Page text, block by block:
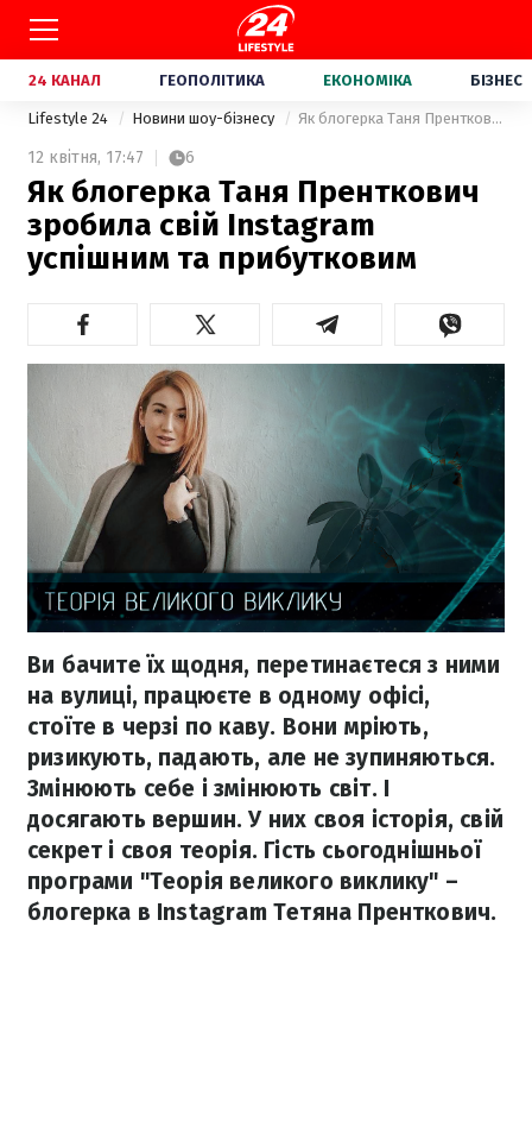
24 КАНАЛ ГЕОПОЛІТИКА ЕКОНОМІКА БІЗНЕС
Lifestyle 24 Новини шоу-бізнесу Як блогерка Таня Пренткович зробила свій Instagram успішним та прибутковим
12 квітня, 17:47 6
Як блогерка Таня Пренткович
зробила свій Instagram
успішним та прибутковим
Ви бачите їх щодня, перетинаєтеся з ними
на вулиці, працюєте в одному офісі,
стоїте в черзі по каву. Вони мріють,
ризикують, падають, але не зупиняються.
Змінюють себе і змінюють світ. І
досягають вершин. У них своя історія, свій
секрет і своя теорія. Гість сьогоднішньої
програми "Теорія великого виклику" –
блогерка в Instagram Тетяна Пренткович.